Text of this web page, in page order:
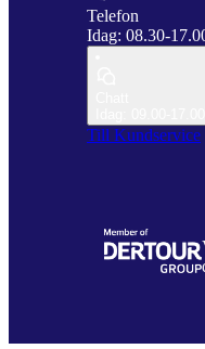
Telefon
Idag: 08.30-
Till Kundservice